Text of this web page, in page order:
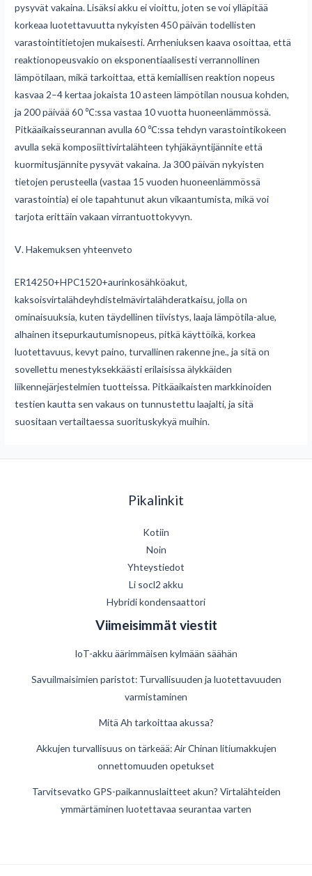
pysyvät vakaina. Lisäksi akku ei vioittu, joten se voi ylläpitää
korkeaa luotettavuutta nykyisten 450 päivän todellisten
varastointitietojen mukaisesti. Arrheniuksen kaava osoittaa, että
reaktionopeusvakio on eksponentiaalisesti verrannollinen
lämpötilaan, mikä tarkoittaa, että kemiallisen reaktion nopeus
kasvaa 2–4 kertaa jokaista 10 asteen lämpötilan nousua kohden,
ja 200 päivää 60 ℃:ssa vastaa 10 vuotta huoneenlämmössä.
Pitkäaikaisseurannan avulla 60 ℃:ssa tehdyn varastointikokeen
avulla sekä komposiittivirtalähteen tyhjäkäyntijännite että
kuormitusjännite pysyvät vakaina. Ja 300 päivän nykyisten
tietojen perusteella (vastaa 15 vuoden huoneenlämmössä
varastointia) ei ole tapahtunut akun vikaantumista, mikä voi
tarjota erittäin vakaan virrantuottokyvyn.
Ⅴ. Hakemuksen yhteenveto
ER14250+HPC1520+aurinkosähköakut,
kaksoisvirtalähdeyhdistelmävirtalähderatkaisu, jolla on
ominaisuuksia, kuten täydellinen tiivistys, laaja lämpötila-alue,
alhainen itsepurkautumisnopeus, pitkä käyttöikä, korkea
luotettavuus, kevyt paino, turvallinen rakenne jne., ja sitä on
sovellettu menestyksekkäästi erilaisissa älykkäiden
liikennejärjestelmien tuotteissa. Pitkäaikaisten markkinoiden
testien kautta sen vakaus on tunnustettu laajalti, ja sitä
suositaan vertailtaessa suorituskykyä muihin.
Pikalinkit
Kotiin
Noin
Yhteystiedot
Li socl2 akku
Hybridi kondensaattori
Viimeisimmät viestit
IoT-akku äärimmäisen kylmään säähän
Savuilmaisimien paristot: Turvallisuuden ja luotettavuuden
varmistaminen
Mitä Ah tarkoittaa akussa?
Akkujen turvallisuus on tärkeää: Air Chinan litiumakkujen
onnettomuuden opetukset
Tarvitsevatko GPS-paikannuslaitteet akun? Virtalähteiden
ymmärtäminen luotettavaa seurantaa varten
French
Swedish
German